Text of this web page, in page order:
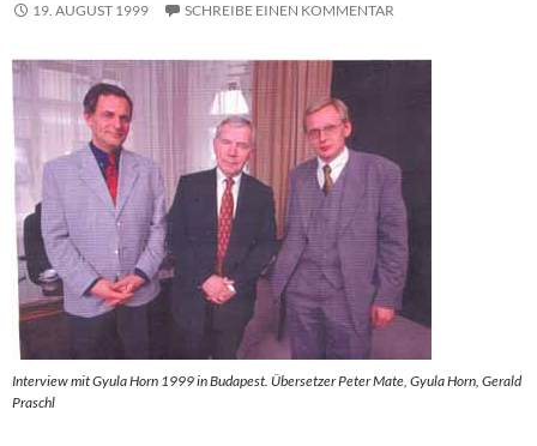
19. AUGUST 1999 SCHREIBE EINEN KOMMENTAR
Interview mit Gyula Horn 1999 in Budapest. Übersetzer Peter Mate, Gyula Horn, Gerald
Praschl